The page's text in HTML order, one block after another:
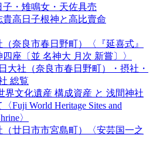
・雉鳴女・天佐具売
高日子根神と高比賣命
奈良市春日野町）〈『延喜式』
座〔並 名神大 月次 新嘗〕〉
大社（奈良市春日野町）・摂社・
総覧
界文化遺産 構成資産 と 浅間神社
Fuji World Heritage Sites and
〉
（廿日市市宮島町）〈安芸国一之